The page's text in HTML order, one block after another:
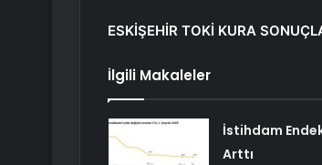
ESKİŞEHİR TOKİ KURA
İlgili Makaleler
İstihdam
Arttı